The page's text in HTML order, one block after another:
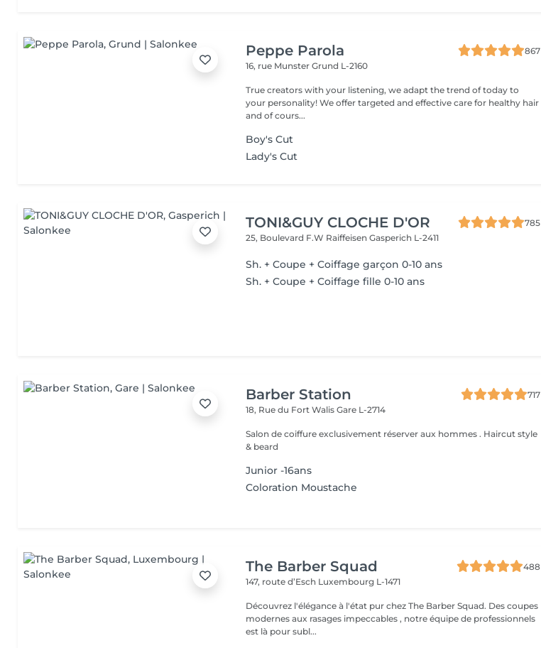
Peppe Parola
867
16, rue MunsterGrund L-2160
True creators with your listening, we adapt the trend of today to
your personality! We offer targeted and effective care for healthy hair
and of cours...
Boy's Cut
Lady's Cut
TONI&GUY CLOCHE D'OR
785
25, Boulevard F.W RaiffeisenGasperich L-2411
Sh. + Coupe + Coiffage garçon 0-10 ans
Sh. + Coupe + Coiffage fille 0-10 ans
Barber Station
717
18, Rue du Fort WalisGare L-2714
Salon de coiffure exclusivement réserver aux hommes . Haircut style
& beard
Junior -16ans
Coloration Moustache
The Barber Squad
488
147, route d’Esch Luxembourg L-1471
Découvrez l'élégance à l'état pur chez The Barber Squad. Des coupes
modernes aux rasages impeccables , notre équipe de professionnels
est là pour subl...